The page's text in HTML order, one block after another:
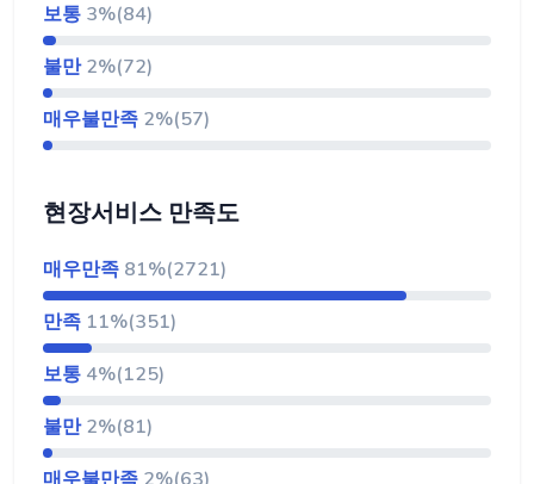
보통 3%(84)
불만 2%(72)
매우불만족 2%(57)
현장서비스 만족도
매우만족 81%(2721)
만족 11%(351)
보통 4%(125)
불만 2%(81)